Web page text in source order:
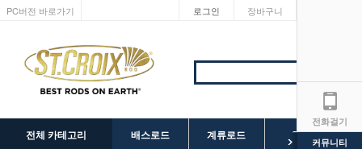
PC버전 바로가기 장바구니
로그인
전체 카테고리 배스로드 계류로드 SEVIIN 릴
전화걸기
커뮤니티